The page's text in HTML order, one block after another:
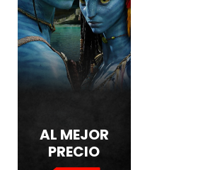
AL MEJOR
PRECIO